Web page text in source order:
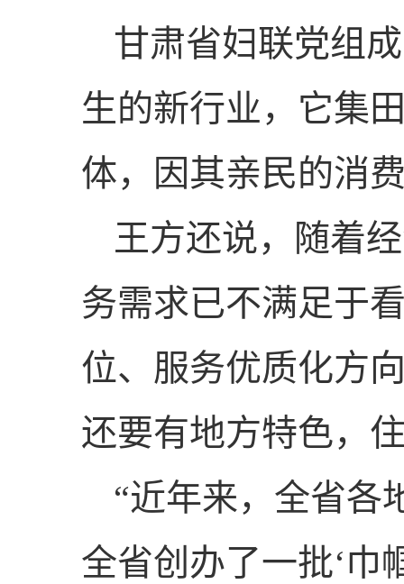
甘肃省妇联党组
生的新行业，它集
体，因其亲民的消
王方还说，随着
务需求已不满足于
位、服务优质化方
还要有地方特色，
“近年来，全省各
全省创办了一批‘巾